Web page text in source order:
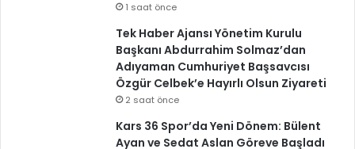
1 saat önce
Tek Haber Ajansı Yönetim Kurulu
Başkanı Abdurrahim Solmaz’dan
Adıyaman Cumhuriyet Başsavcısı
Özgür Celbek’e Hayırlı Olsun Ziyareti
2 saat önce
Kars 36 Spor’da Yeni Dönem: Bülent
Ayan ve Sedat Aslan Göreve Başladı